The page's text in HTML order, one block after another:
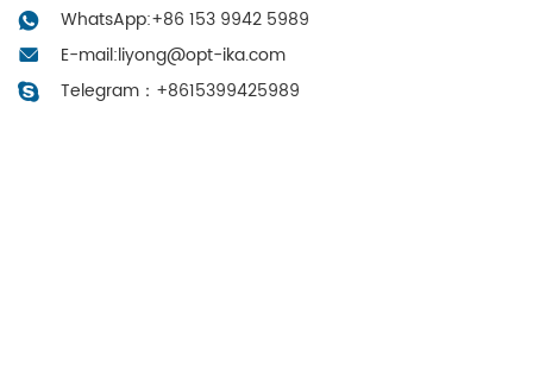
WhatsApp:+86 153 9942 5989
E-mail:liyong@opt-ika.com
Telegram： +8615399425989